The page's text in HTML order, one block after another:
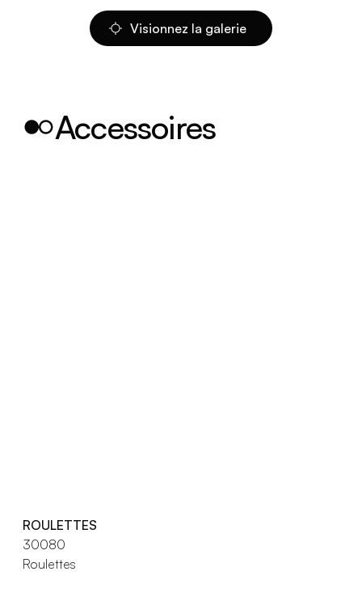
Visionnez la galerie
Accessoires
ROULETTES
30080
Roulettes